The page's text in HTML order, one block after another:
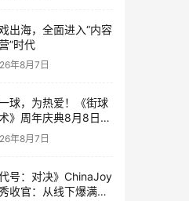
出海，全面进入“内容
”时代
年8月7日
球，为热爱！《街球
》周年庆典8月8日正
线，多重福利与全新
容同步开启
年8月7日
代号：对决》ChinaJoy
收官：从线下爆满看